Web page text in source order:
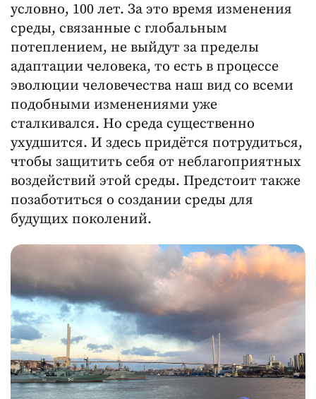
условно, 100 лет. За это время изменения
среды, связанные с глобальным
потеплением, не выйдут за пределы
адаптации человека, то есть в процессе
эволюции человечества наш вид со всеми
подобными изменениями уже
сталкивался. Но среда существенно
ухудшится. И здесь придётся потрудиться,
чтобы защитить себя от неблагоприятных
воздействий этой среды. Предстоит также
позаботиться о создании среды для
будущих поколений.